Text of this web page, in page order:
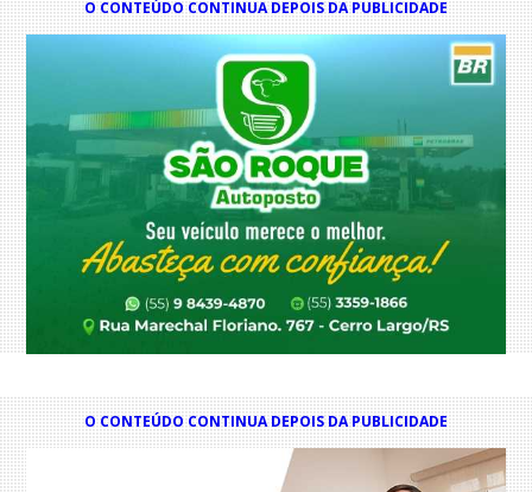
O CONTEÚDO CONTINUA DEPOIS DA PUBLICIDADE
O CONTEÚDO CONTINUA DEPOIS DA PUBLICIDADE